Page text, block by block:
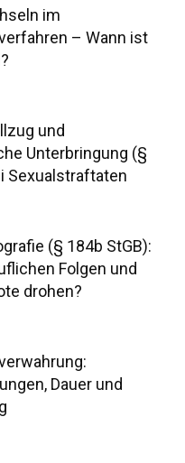
im
– Wann ist
und
Unterbringung (§
Sexualstraftaten
(§ 184b StGB):
Folgen und
drohen?
Dauer und